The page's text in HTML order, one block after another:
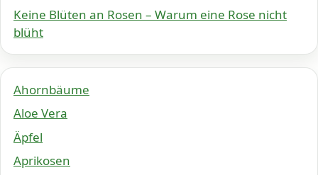
Keine Blüten an Rosen – Warum eine Rose nicht
blüht
Ahornbäume
Aloe Vera
Äpfel
Aprikosen